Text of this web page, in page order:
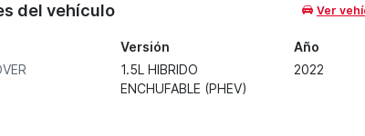
del vehículo Ver
Versión
1.5L HIBRIDO
ENCHUFABLE (PHEV)
Año
2022